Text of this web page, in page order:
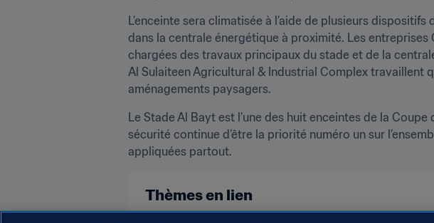
L’enceinte sera climatisée à l’aide de plusieurs
dans la centrale énergétique à proximité. Les
chargées des travaux principaux du stade et de la
Al Sulaiteen Agricultural & Industrial Complex travaillent
aménagements paysagers.
Le Stade Al Bayt est l’une des huit enceintes de la
sécurité continue d’être la priorité numéro un sur
appliquées partout.
Thèmes en lien